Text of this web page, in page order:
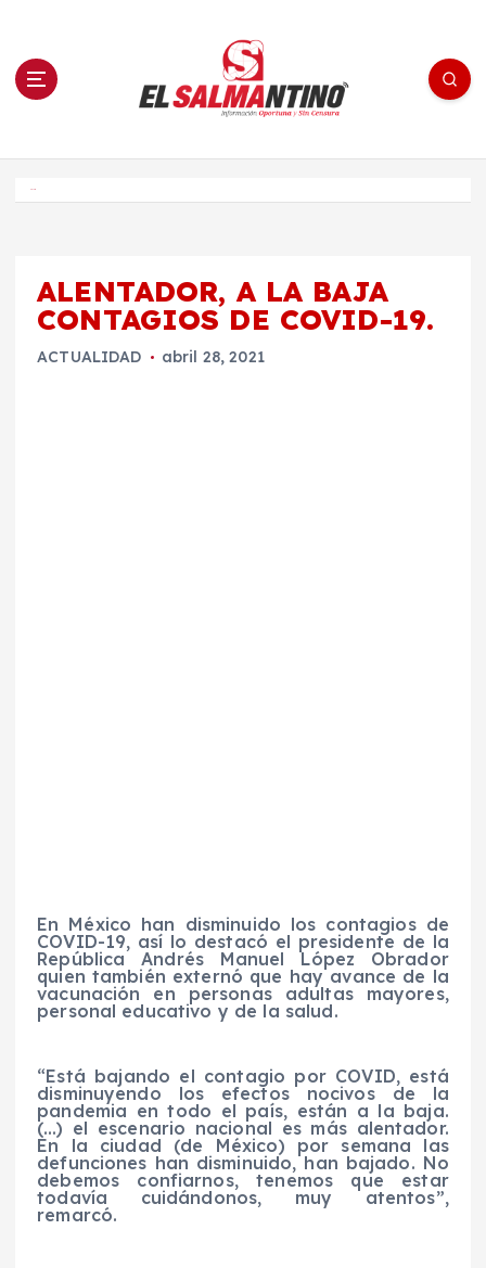
n El Salmantino - medios/noticias/editorial
ALENTADOR, A LA BAJA
CONTAGIOS DE COVID-19.
ACTUALIDAD abril 28, 2021
En México han disminuido los contagios de
COVID-19, así lo destacó el presidente de la
República Andrés Manuel López Obrador
quien también externó que hay avance de la
vacunación en personas adultas mayores,
personal educativo y de la salud.
“Está bajando el contagio por COVID, está
disminuyendo los efectos nocivos de la
pandemia en todo el país, están a la baja.
(…) el escenario nacional es más alentador.
En la ciudad (de México) por semana las
defunciones han disminuido, han bajado. No
debemos confiarnos, tenemos que estar
todavía cuidándonos, muy atentos”,
remarcó.